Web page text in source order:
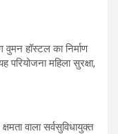
वुमन हॉस्टल का निर्माण
महिला सुरक्षा,
वाला सर्वसुविधायुक्त